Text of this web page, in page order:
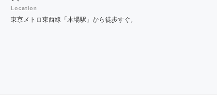
Location
東京メトロ東西線「木場駅」から徒歩すぐ。